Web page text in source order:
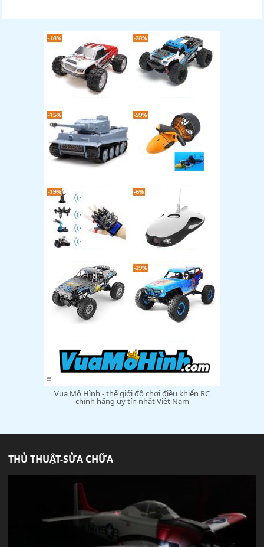
Vua Mô Hình - thế giới đồ chơi điều khiển RC
chính hãng uy tín nhất Việt Nam
THỦ THUẬT-SỬA CHỮA